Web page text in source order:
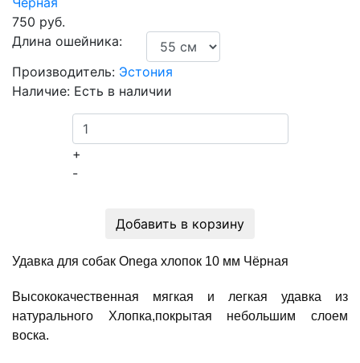
750 руб.
Длина ошейника:
Производитель: Эстония
Наличие: Есть в наличии
+
-
Добавить в корзину
Удавка для собак Onega хлопок 10 мм Чёрная
Высококачественная мягкая и легкая удавка из
натурального Хлопка,покрытая небольшим слоем
воска.